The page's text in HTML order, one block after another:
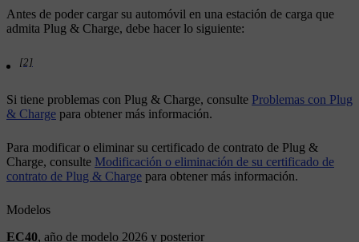
Antes de poder cargar su automóvil en una estación de carga que
admita Plug & Charge, debe hacer lo siguiente:
[2]
Si tiene problemas con Plug & Charge, consulte Problemas con Plug
& Charge para obtener más información.
Para modificar o eliminar su certificado de contrato de Plug &
Charge, consulte Modificación o eliminación de su certificado de
contrato de Plug & Charge para obtener más información.
Modelos
EC40, año de modelo 2026 y posterior